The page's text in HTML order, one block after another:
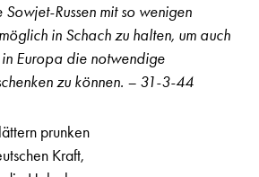
Russen mit so wenigen
in Schach zu halten, um auch
in Europa die notwendige
zu können. – 31-3-44
prunken
Kraft,